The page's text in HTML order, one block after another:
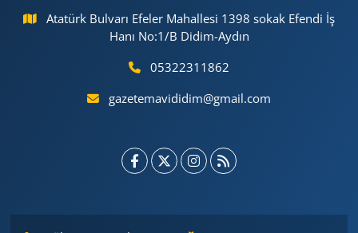
Atatürk Bulvarı Efeler Mahallesi 1398 sokak Efendi İş
Hanı No:1/B Didim-Aydın
05322311862
gazetemavididim@gmail.com